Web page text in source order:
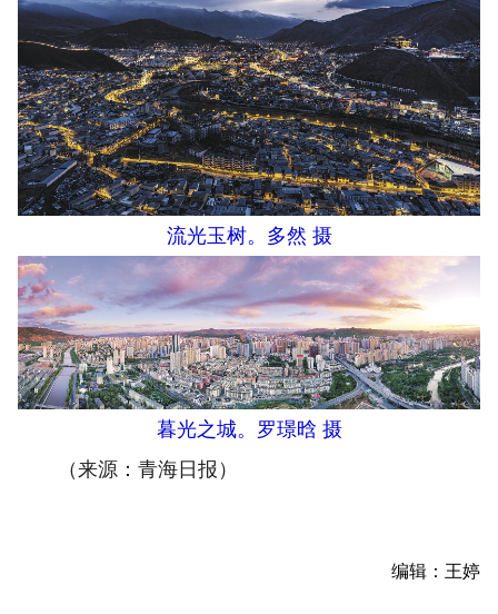
流光玉树。多然 摄
暮光之城。罗璟晗 摄
（来源：青海日报）
编辑：王婷